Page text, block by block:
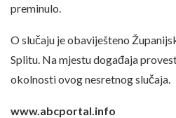
preminulo.
O slučaju je obaviješteno
Splitu. Na mjestu događaja
okolnosti ovog nesretnog slučaja.
www.abcportal.info